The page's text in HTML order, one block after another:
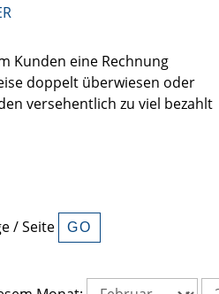
Kunden eine Rechnung
doppelt überwiesen oder
versehentlich zu viel bezahlt
/ Seite